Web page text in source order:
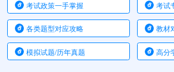
考试政策一手掌握 考试
各类题型对应攻略 教材
模拟试题/历年真题 高分